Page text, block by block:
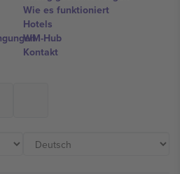
Wie es funktioniert
Hotels
WM-Hub
Kontakt